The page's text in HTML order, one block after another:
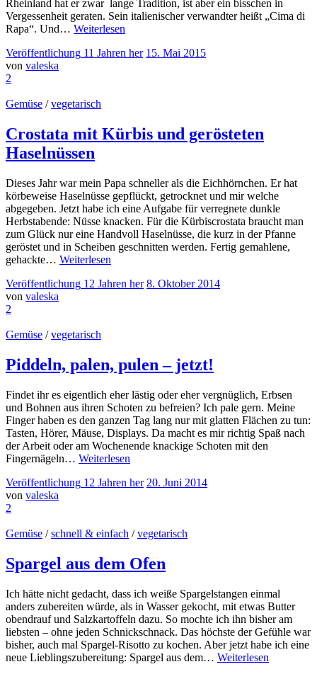
Rheinland hat er zwar lange Tradition, ist aber ein bisschen in
Vergessenheit geraten. Sein italienischer verwandter heißt „Cima di
Rapa“. Und… Weiterlesen
Veröffentlichung 11 Jahren her 15. Mai 2015
von valeska
2
Gemüse /vegetarisch
Crostata mit Kürbis und gerösteten
Haselnüssen
Dieses Jahr war mein Papa schneller als die Eichhörnchen. Er hat
körbeweise Haselnüsse gepflückt, getrocknet und mir welche
abgegeben. Jetzt habe ich eine Aufgabe für verregnete dunkle
Herbstabende: Nüsse knacken. Für die Kürbiscrostata braucht man
zum Glück nur eine Handvoll Haselnüsse, die kurz in der Pfanne
geröstet und in Scheiben geschnitten werden. Fertig gemahlene,
gehackte… Weiterlesen
Veröffentlichung 12 Jahren her 8. Oktober 2014
von valeska
2
Gemüse /vegetarisch
Piddeln, palen, pulen – jetzt!
Findet ihr es eigentlich eher lästig oder eher vergnüglich, Erbsen
und Bohnen aus ihren Schoten zu befreien? Ich pale gern. Meine
Finger haben es den ganzen Tag lang nur mit glatten Flächen zu tun:
Tasten, Hörer, Mäuse, Displays. Da macht es mir richtig Spaß nach
der Arbeit oder am Wochenende knackige Schoten mit den
Fingernägeln… Weiterlesen
Veröffentlichung 12 Jahren her 20. Juni 2014
von valeska
2
Gemüse /schnell & einfach /vegetarisch
Spargel aus dem Ofen
Ich hätte nicht gedacht, dass ich weiße Spargelstangen einmal
anders zubereiten würde, als in Wasser gekocht, mit etwas Butter
obendrauf und Salzkartoffeln dazu. So mochte ich ihn bisher am
liebsten – ohne jeden Schnickschnack. Das höchste der Gefühle war
bisher, auch mal Spargel-Risotto zu kochen. Aber jetzt habe ich eine
neue Lieblingszubereitung: Spargel aus dem… Weiterlesen